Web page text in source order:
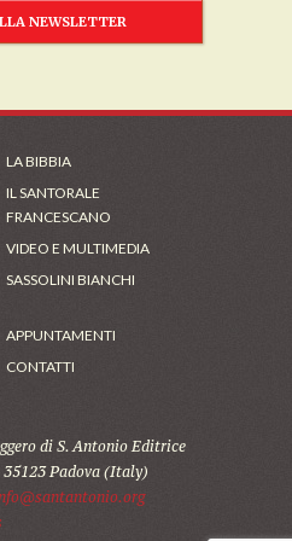
NEWSLETTER
LA BIBBIA
IL SANTORALE
FRANCESCANO
VIDEO E MULTIMEDIA
SASSOLINI BIANCHI
APPUNTAMENTI
CONTATTI
di S. Antonio Editrice
Padova (Italy)